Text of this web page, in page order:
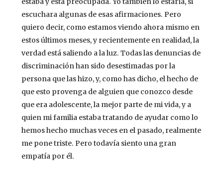
escuchara algunas de esas afirmaciones. Pero
quiero decir, como estamos viendo ahora mismo en
estos últimos meses, y recientemente en realidad, la
verdad está saliendo a la luz. Todas las denuncias de
discriminación han sido desestimadas por la
persona que las hizo, y, como has dicho, el hecho de
que esto provenga de alguien que conozco desde
que era adolescente, la mejor parte de mi vida, y a
quien mi familia estaba tratando de ayudar como lo
hemos hecho muchas veces en el pasado, realmente
me pone triste. Pero todavía siento una gran
empatía por él.